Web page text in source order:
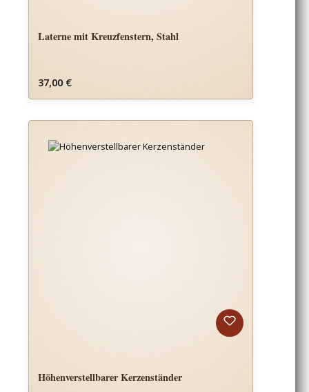
Laterne mit Kreuzfenstern, Stahl
Regulärer Preis:
37,00 €
Höhenverstellbarer Kerzenständer